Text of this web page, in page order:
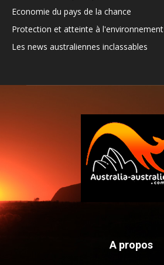
Economie du pays de la chance
Protection et atteinte à l'environnement
Les news australiennes inclassables
A propos